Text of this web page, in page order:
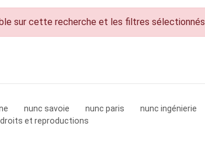
sur cette recherche et les filtres sélectionnés
nunc savoie nunc paris
nunc ingénierie
droits et reproductions